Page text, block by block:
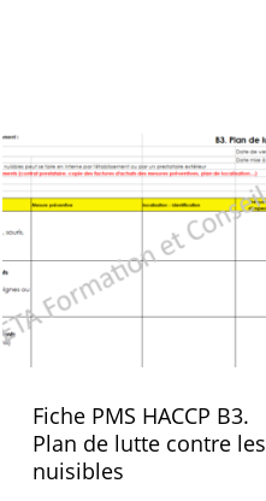
Fiche PMS HACCP B3.
Plan de lutte contre les
nuisibles